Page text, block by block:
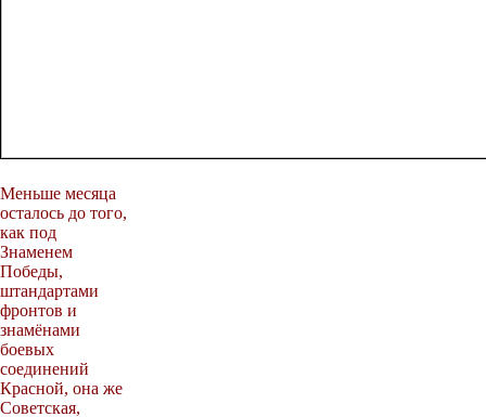
Меньше месяца
осталось до того,
как под
Знаменем
Победы,
штандартами
фронтов и
знамёнами
боевых
соединений
Красной, она же
Советская,